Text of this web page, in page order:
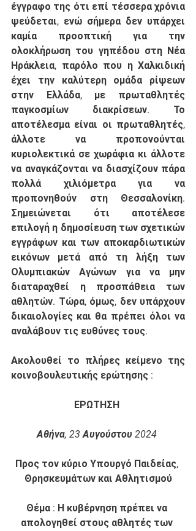
έγγραφο της ότι επί τέσσερα χρόνια
ψεύδεται, ενώ σήμερα δεν υπάρχει
καμία προοπτική για την
ολοκλήρωση του γηπέδου στη Νέα
Ηράκλεια, παρόλο που η Χαλκιδική
έχει την καλύτερη ομάδα ρίψεων
στην Ελλάδα, με πρωταθλητές
παγκοσμίων διακρίσεων. Το
αποτέλεσμα είναι οι πρωταθλητές,
άλλοτε να προπονούνται
κυριολεκτικά σε χωράφια κι άλλοτε
να αναγκάζονται να διασχίζουν πάρα
πολλά χιλιόμετρα για να
προπονηθούν στη Θεσσαλονίκη.
Σημειώνεται ότι αποτέλεσε
επιλογή η δημοσίευση των σχετικών
εγγράφων και των αποκαρδιωτικών
εικόνων μετά από τη λήξη των
Ολυμπιακών Αγώνων για να μην
διαταραχθεί η προσπάθεια των
αθλητών. Τώρα, όμως, δεν υπάρχουν
δικαιολογίες και θα πρέπει όλοι να
αναλάβουν τις ευθύνες τους.
Ακολουθεί το πλήρες κείμενο της
κοινοβουλευτικής ερώτησης :
ΕΡΩΤΗΣΗ
Αθήνα, 23 Αυγούστου 2024
Προς τον κύριο Υπουργό Παιδείας,
Θρησκευμάτων και Αθλητισμού
Θέμα : Η κυβέρνηση πρέπει να
απολογηθεί στους αθλητές των